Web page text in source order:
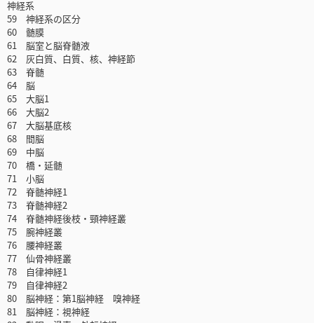
神経系
59 神経系の区分
60 髄膜
61 脳室と脳脊髄液
62 灰白質、白質、核、神経節
63 脊髄
64 脳
65 大脳1
66 大脳2
67 大脳基底核
68 間脳
69 中脳
70 橋・延髄
71 小脳
72 脊髄神経1
73 脊髄神経2
74 脊髄神経後枝・頸神経叢
75 腕神経叢
76 腰神経叢
77 仙骨神経叢
78 自律神経1
79 自律神経2
80 脳神経：第1脳神経 嗅神経
81 脳神経：視神経